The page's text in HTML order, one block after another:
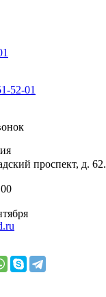
52-01
проспект, д. 62.